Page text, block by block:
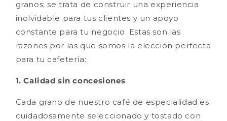
granos; se trata de construir una experiencia
inolvidable para tus clientes y un apoyo
constante para tu negocio. Estas son las
razones por las que somos la elección perfecta
para tu cafetería:
1. Calidad sin concesiones
Cada grano de nuestro café de especialidad es
cuidadosamente seleccionado y tostado con